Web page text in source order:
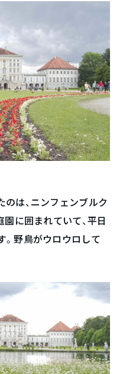
は、ニンフェンブルク
に囲まれていて、平日
。野鳥がウロウロして